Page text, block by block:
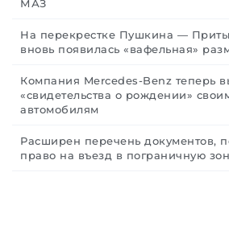
МАЗ
На перекрестке Пушкина —
вновь появилась «вафельная»
Компания Mercedes-Benz теперь
«свидетельства о рождении»
автомобилям
Расширен перечень документов,
право на въезд в пограничную